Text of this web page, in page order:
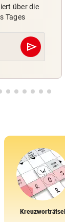
über die
Tages
send
Abschicken
Kreuzworträtsel